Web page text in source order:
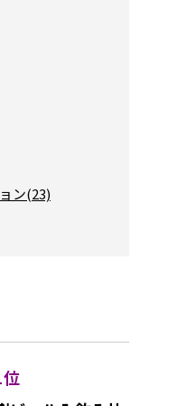
ン(23)